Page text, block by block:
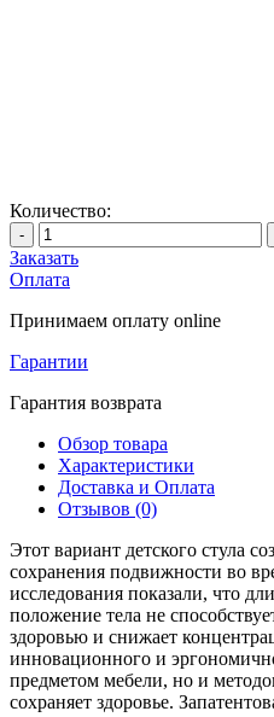
Количество:
-
Заказать
Оплата
Принимаем оплату online
Гарантии
Гарантия возврата
Обзор товара
Характеристики
Доставка и Оплата
Отзывов (0)
Этот вариант детского стула
сохранения подвижности во
исследования показали, что
положение тела не
здоровью и снижает
инновационного и
предметом мебели, но и
сохраняет здоровье.